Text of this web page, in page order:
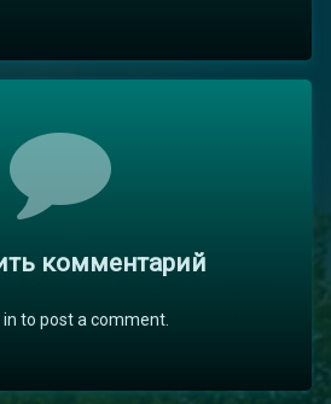
комментарий
to post a comment.